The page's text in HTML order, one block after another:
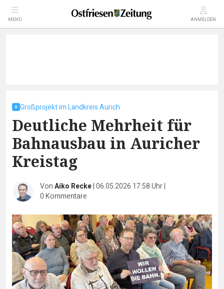
MENÜ ANMELDEN
Großprojekt im Landkreis Aurich
Deutliche Mehrheit für
Bahnausbau in Auricher
Kreistag
VonAiko Recke| 06.05.2026 17:58 Uhr|
0 Kommentare